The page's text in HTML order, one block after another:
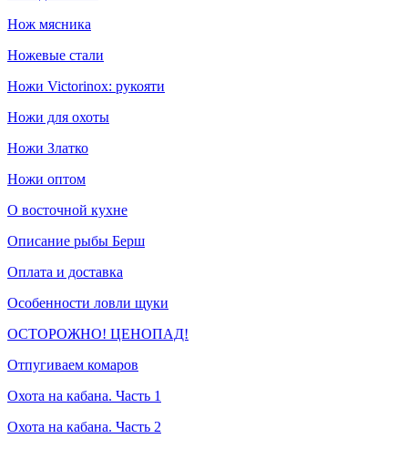
Нож мясника
Ножевые стали
Ножи Victorinox: рукояти
Ножи для охоты
Ножи Златко
Ножи оптом
О восточной кухне
Описание рыбы Берш
Оплата и доставка
Особенности ловли щуки
ОСТОРОЖНО! ЦЕНОПАД!
Отпугиваем комаров
Охота на кабана. Часть 1
Охота на кабана. Часть 2